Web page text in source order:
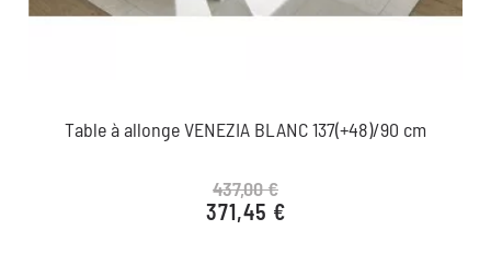
Table à allonge VENEZIA BLANC 137(+48)/90 cm
Prix de base
437,00 €
Prix
371,45 €